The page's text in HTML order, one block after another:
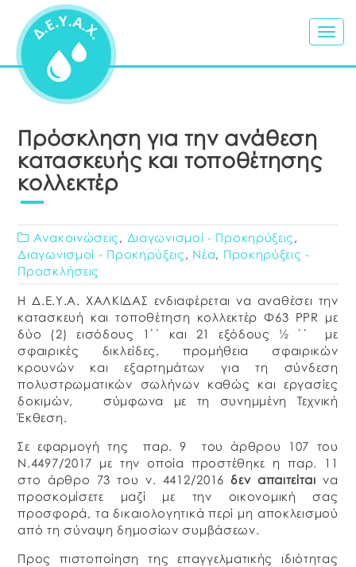
Πρόσκληση για την ανάθεση
κατασκευής και τοποθέτησης
κολλεκτέρ
Ανακοινώσεις , Διαγωνισμοί - Προκηρύξεις ,
Διαγωνισμοί - Προκηρύξεις , Νέα, Προκηρύξεις -
Προσκλήσεις
Η Δ.Ε.Υ.Α. ΧΑΛΚΙΔΑΣ ενδιαφέρεται να αναθέσει την
κατασκευή και τοποθέτηση κολλεκτέρ Φ63 PPR με
δύο (2) εισόδους 1΄΄ και 21 εξόδους ½ ΄΄ με
σφαιρικές δικλείδες, προμήθεια σφαιρικών
κρουνών και εξαρτημάτων για τη σύνδεση
πολυστρωματικών σωλήνων καθώς και εργασίες
δοκιμών, σύμφωνα με τη συνημμένη Τεχνική
Έκθεση.
Σε εφαρμογή της παρ. 9 του άρθρου 107 του
Ν.4497/2017 με την οποία προστέθηκε η παρ. 11
στο άρθρο 73 του ν. 4412/2016δεν απαιτείται να
προσκομίσετε μαζί με την οικονομική σας
προσφορά, τα δικαιολογητικά περί μη αποκλεισμού
από τη σύναψη δημοσίων συμβάσεων.
Προς πιστοποίηση της επαγγελματικής ιδιότητας